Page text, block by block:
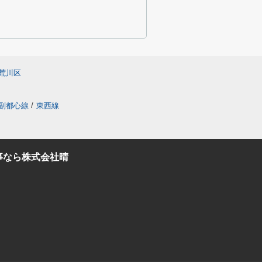
川区
都心線 / 東西線
ら株式会社晴